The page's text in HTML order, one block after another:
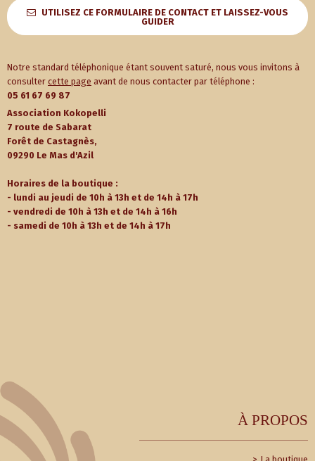
À PROPOS
UTILISEZ CE FORMULAIRE DE CONTACT ET LAISSEZ-VOUS
GUIDER
Notre standard téléphonique étant souvent saturé, nous vous invitons à
consulter cette page avant de nous contacter par téléphone :
05 61 67 69 87
Association Kokopelli
7 route de Sabarat
Forêt de Castagnès,
09290 Le Mas d'Azil
Horaires de la boutique :
- lundi au jeudi de 10h à 13h et de 14h à 17h
- vendredi de 10h à 13h et de 14h à 16h
- samedi de 10h à 13h et de 14h à 17h